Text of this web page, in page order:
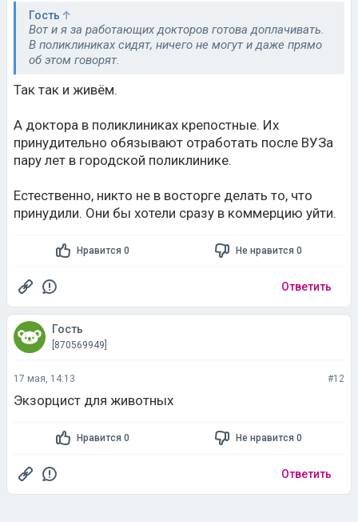
Гость
Вот и я за работающих докторов готова доплачивать.
В поликлиниках сидят, ничего не могут и даже прямо
об этом говорят.
Так так и живём.
А доктора в поликлиниках крепостные. Их
принудительно обязывают отработать после ВУЗа
пару лет в городской поликлинике.
Естественно, никто не в восторге делать то, что
принудили. Они бы хотели сразу в коммерцию уйти.
Нравится 0 Не нравится 0
Ответить
Гость
[870569949]
17 мая, 14:13 #12
Экзорцист для животных
Нравится 0 Не нравится 0
Ответить